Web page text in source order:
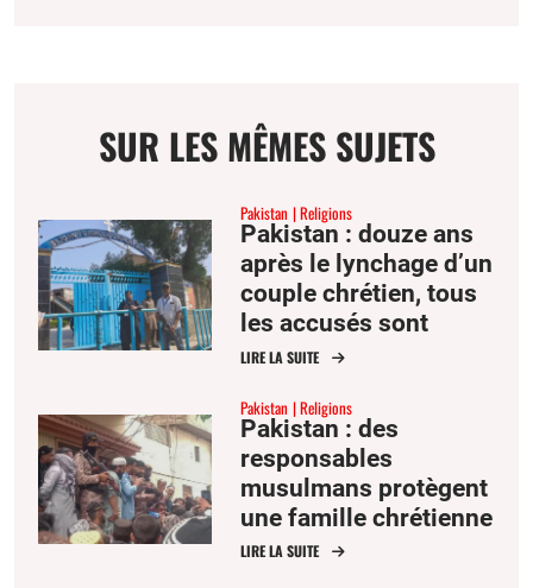
SUR LES MÊMES SUJETS
Pakistan Religions
Pakistan : douze ans
après le lynchage d’un
couple chrétien, tous
les accusés sont
acquittés
LIRE LA SUITE
Pakistan Religions
Pakistan : des
responsables
musulmans protègent
une famille chrétienne
accusée de
LIRE LA SUITE